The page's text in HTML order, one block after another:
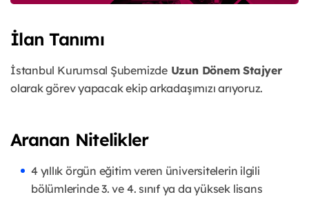
İlan Tanımı
İstanbul Kurumsal ŞubemizdeUzun Dönem Stajyer
olarak görev yapacak ekip arkadaşımızı arıyoruz.
Aranan Nitelikler
4 yıllık örgün eğitim veren üniversitelerin ilgili
bölümlerinde 3. ve 4. sınıf ya da yüksek lisans